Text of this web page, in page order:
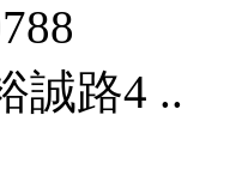
誠路4 ..